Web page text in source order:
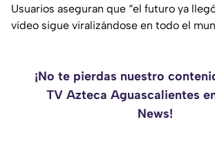
Usuarios aseguran que “el futuro ya
video sigue viralizándose en todo el
¡No te pierdas nuestro
TV Azteca Aguascalientes
News!